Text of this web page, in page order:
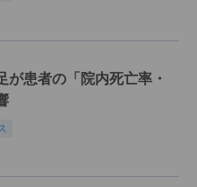
が患者の「院内死亡率・